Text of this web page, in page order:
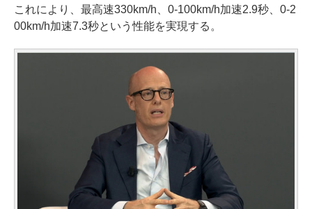
これにより、最高速330km/h、0-100km/h加速2.9秒、0-2
00km/h加速7.3秒という性能を実現する。